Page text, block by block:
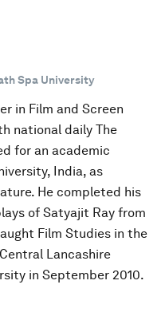
Spa University
in Film and Screen
national daily The
for an academic
India, as
He completed his
of Satyajit Ray from
Film Studies in the
Lancashire
in September 2010.